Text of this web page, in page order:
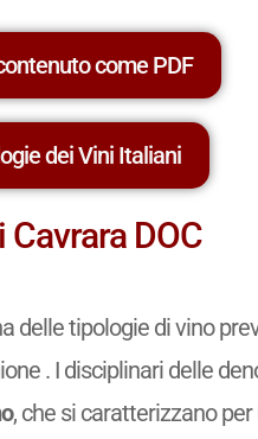
come PDF
dei Vini Italiani
DOC
delle tipologie di vino
. I disciplinari delle
, che si caratterizzano